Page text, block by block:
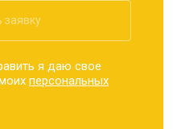
заявку
я даю свое
персональных